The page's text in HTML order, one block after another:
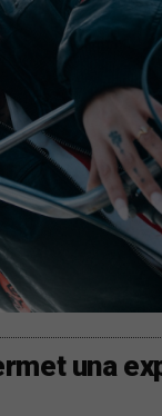
una